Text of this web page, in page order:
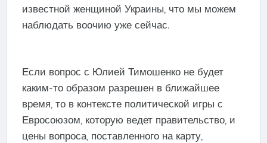
известной женщиной Украины, что мы можем
наблюдать воочию уже сейчас.
Если вопрос с Юлией Тимошенко не будет
каким-то образом разрешен в ближайшее
время, то в контексте политической игры с
Евросоюзом, которую ведет правительство, и
цены вопроса, поставленного на карту,